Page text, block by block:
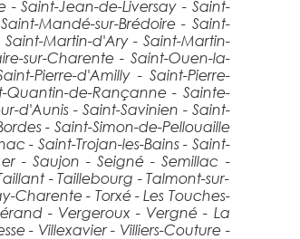
Saint-Jean-de-Liversay - Saint-
Mandé-sur-Brédoire - Saint-
Martin-d'Ary - Saint-Martin-
sur-Charente - Saint-Ouen-la-
Pierre-d'Amilly - Saint-Pierre-
Quantin-de-Rançanne - Sainte-
d'Aunis - Saint-Savinien - Saint-
- Saint-Simon-de-Pellouaille
- Saint-Trojan-les-Bains - Saint-
- Saujon - Seigné - Semillac -
- Taillebourg - Talmont-sur-
Charente - Torxé - Les Touches-
- Vergeroux - Vergné - La
- Villexavier - Villiers-Couture -